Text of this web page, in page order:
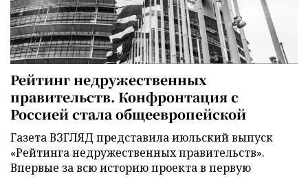
Рейтинг недружественных
правительств. Конфронтация с
Россией стала общеевропейской
Газета ВЗГЛЯД представила июльский выпуск
«Рейтинга недружественных правительств».
Впервые за всю историю проекта в первую